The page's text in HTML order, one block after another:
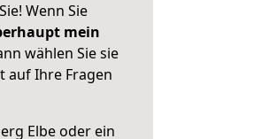
Wenn Sie
mein
wählen Sie sie
auf Ihre Fragen
Elbe oder ein